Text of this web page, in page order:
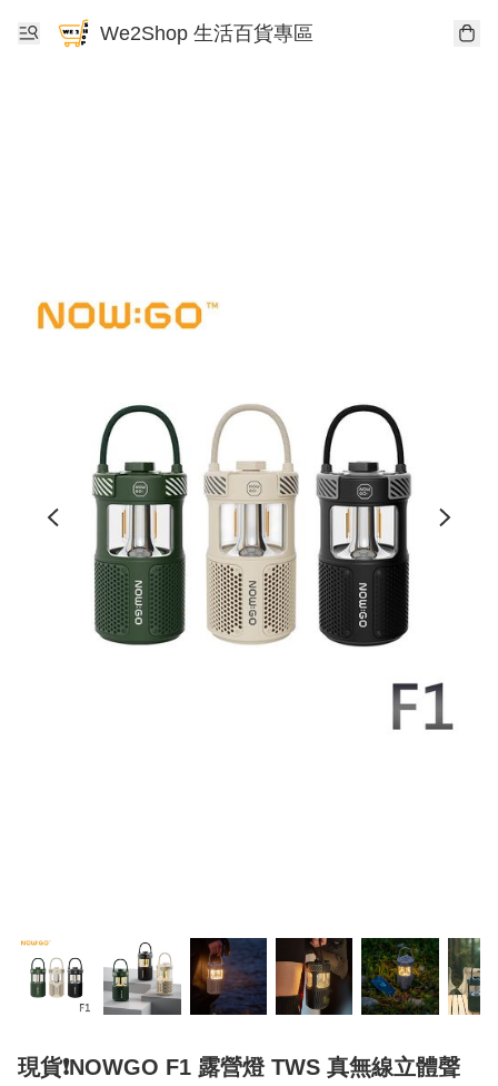
We2Shop 生活百貨專區
現貨❗️NOWGO F1 露營燈 TWS 真無線立體聲